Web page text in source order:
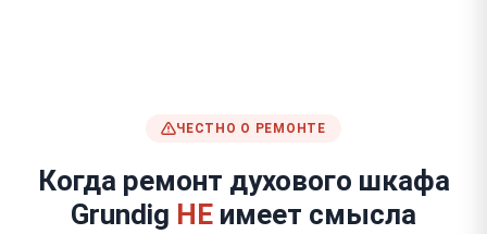
ЧЕСТНО О РЕМОНТЕ
Когда ремонт духового шкафа
Grundig НЕ имеет смысла